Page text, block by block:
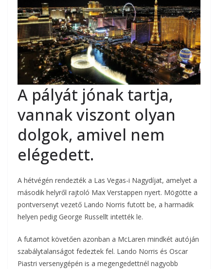
A pályát jónak tartja,
vannak viszont olyan
dolgok, amivel nem
elégedett.
A hétvégén rendezték a Las Vegas-i Nagydíjat, amelyet a
második helyről rajtoló Max Verstappen nyert. Mögötte a
pontversenyt vezető Lando Norris futott be, a harmadik
helyen pedig George Russellt intették le.
A futamot követően azonban a McLaren mindkét autóján
szabálytalanságot fedeztek fel. Lando Norris és Oscar
Piastri versenygépén is a megengedettnél nagyobb